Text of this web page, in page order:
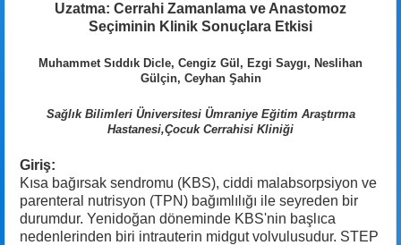
Uzatma: Cerrahi Zamanlama ve Anastomoz
Seçiminin Klinik Sonuçlara Etkisi
Muhammet Sıddık Dicle, Cengiz Gül, Ezgi Saygı, Neslihan
Gülçin, Ceyhan Şahin
Sağlık Bilimleri Üniversitesi Ümraniye Eğitim Araştırma
Hastanesi,Çocuk Cerrahisi Kliniği
Giriş:
Kısa bağırsak sendromu (KBS), ciddi malabsorpsiyon ve
parenteral nutrisyon (TPN) bağımlılığı ile seyreden bir
durumdur. Yenidoğan döneminde KBS'nin başlıca
nedenlerinden biri intrauterin midgut volvulusudur. STEP